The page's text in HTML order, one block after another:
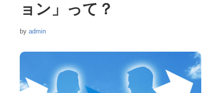
ョン」って？
by admin